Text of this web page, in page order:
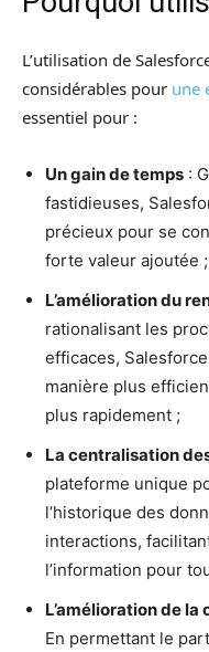
L’utilisation de
considérables pour une
essentiel pour :
Un gain de temps :
fastidieuses,
précieux pour se
forte valeur ajoutée ;
L’amélioration du
rationalisant les
efficaces,
manière plus
plus rapidement ;
La centralisation
plateforme unique
l’historique des
interactions,
l’information pour
L’amélioration de
En permettant le